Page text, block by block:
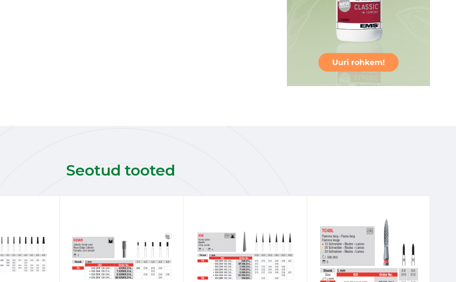
Seotud tooted